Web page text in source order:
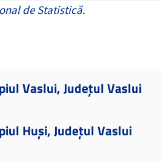
de Statistică.
Vaslui, Județul Vaslui
Huși, Județul Vaslui